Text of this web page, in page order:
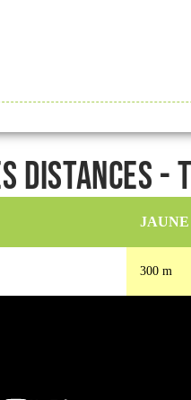
distances -
JAUNE
300 m